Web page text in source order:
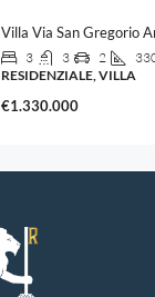
Villa Via San Gregorio
3 3 2
RESIDENZIALE, VILLA
€1.330.000